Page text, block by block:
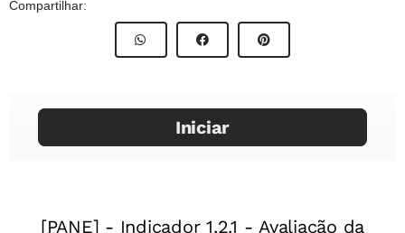
de Nova Escola
Mentor: Elisa Vilalta
Compartilhar: